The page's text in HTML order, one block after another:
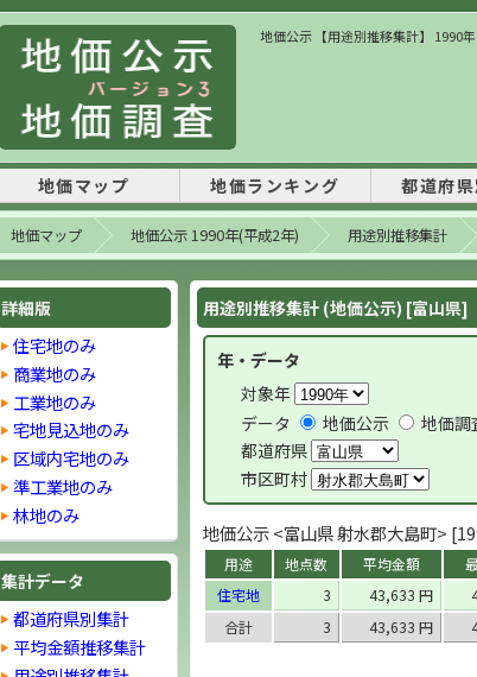
地価公示 【用途別推移集計】 1990
地価マップ 地価ランキング 都道府
地価マップ 地価公示 1990年(平成2年) 用途別推移集計
用途別推移集計 (地価公示) [富山県]
年・データ
対象年
データ
地価公示
地価調
都道府県
市区町村
地価公示 <富山県 射水郡大島町>
用途 地点数 平均金額
住宅地
3 43,633 円
合計
3 43,633 円
詳細版
住宅地のみ
商業地のみ
工業地のみ
宅地見込地のみ
区域内宅地のみ
準工業地のみ
林地のみ
集計データ
都道府県別集計
平均金額推移集計